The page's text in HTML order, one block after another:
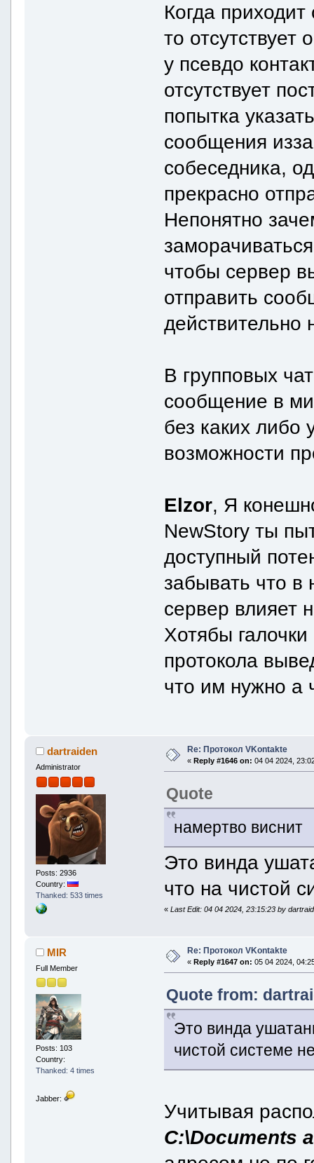
Когда
то отсутствует
у псевдо
отсутствует
попытка
сообщения
собеседника,
прекрасно
Непонятно
чтобы сервер
отправить
действительно
В групповых
сообщение в
без каких либо
возможности
Elzor, Я
NewStory ты
доступный
забывать что в
сервер влияет
Хотябы
протокола
что им нужно а
dartraiden
Administrator
Posts: 2936
Country:
Thanked: 533 times
Re: Протокол VKontakte
« Reply #1646 on: 04 04 2024,
Quote
намертво виснит
Это винда
что на чистой
«Last Edit: 04 04 2024, 23:15:23 by
MIR
Full Member
Posts: 103
Country:
Thanked: 4 times
Jabber:
Re: Протокол VKontakte
« Reply #1647 on: 05 04 2024,
Quote from:
Это винда
чистой системе
Учитывая
C:\Documents